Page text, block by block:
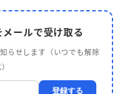
ールで受け取る
らせします（いつでも解除
登録する